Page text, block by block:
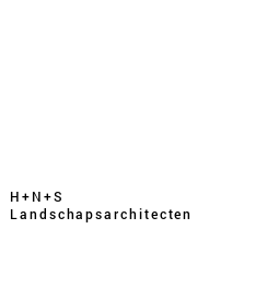
H+N+S
Landschaps­architecten